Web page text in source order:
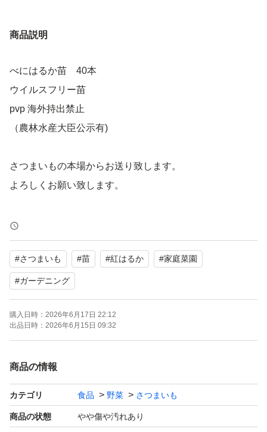
商品説明
べにはるか苗 40本
ウイルスフリー苗
pvp 海外持出禁止
（農林水産大臣公示有)
さつまいもの本場からお送り致します。
よろしくお願い致します。
虫かじりなどありますのでご了承ください。
#さつまいも #苗 #紅はるか #家庭菜園
#ガーデニング
購入日時： 2026年6月17日 22:12
出品日時： 2026年6月15日 09:32
商品の情報
カテゴリ 食品 野菜 さつまいも
商品の状態 やや傷や汚れあり